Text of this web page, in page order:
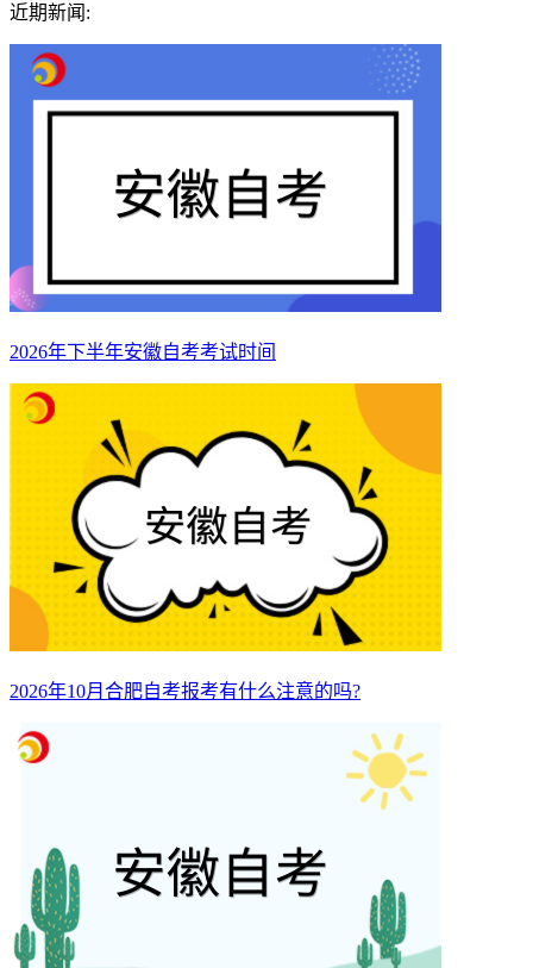
近期新闻:
2026年下半年安徽自考考试时间
2026年10月合肥自考报考有什么注意的吗?